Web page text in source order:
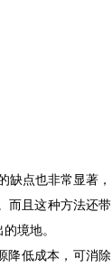
缺点也非常显著，
而且这种方法还带
境地。
降低成本，可消除